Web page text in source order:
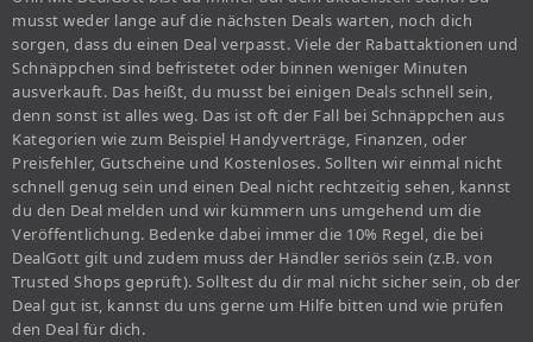
musst weder lange auf die nächsten Deals warten, noch dich
sorgen, dass du einen Deal verpasst. Viele der Rabattaktionen und
Schnäppchen sind befristetet oder binnen weniger Minuten
ausverkauft. Das heißt, du musst bei einigen Deals schnell sein,
denn sonst ist alles weg. Das ist oft der Fall bei Schnäppchen aus
Kategorien wie zum Beispiel Handyverträge, Finanzen, oder
Preisfehler, Gutscheine und Kostenloses. Sollten wir einmal nicht
schnell genug sein und einen Deal nicht rechtzeitig sehen, kannst
du den Deal melden und wir kümmern uns umgehend um die
Veröffentlichung. Bedenke dabei immer die 10% Regel, die bei
DealGott gilt und zudem muss der Händler seriös sein (z.B. von
Trusted Shops geprüft). Solltest du dir mal nicht sicher sein, ob der
Deal gut ist, kannst du uns gerne um Hilfe bitten und wie prüfen
den Deal für dich.